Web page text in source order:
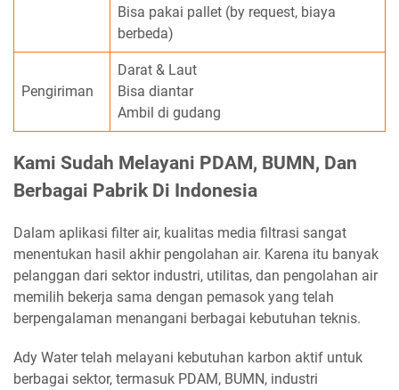
Bisa pakai pallet (by request, biaya
berbeda)
Pengiriman
Darat & Laut
Bisa diantar
Ambil di gudang
Kami Sudah Melayani PDAM, BUMN, Dan
Berbagai Pabrik Di Indonesia
Dalam aplikasi filter air, kualitas media filtrasi sangat
menentukan hasil akhir pengolahan air. Karena itu banyak
pelanggan dari sektor industri, utilitas, dan pengolahan air
memilih bekerja sama dengan pemasok yang telah
berpengalaman menangani berbagai kebutuhan teknis.
Ady Water telah melayani kebutuhan karbon aktif untuk
berbagai sektor, termasuk PDAM, BUMN, industri